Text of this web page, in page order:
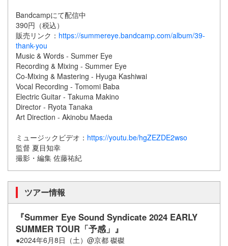
Bandcampにて配信中
390円（税込）
販売リンク： https://summereye.bandcamp.com/album/39-
thank-you
Music & Words - Summer Eye
Recording & Mixing - Summer Eye
Co-Mixing & Mastering - Hyuga Kashiwai
Vocal Recording - Tomomi Baba
Electric Guitar - Takuma Makino
Director - Ryota Tanaka
Art Direction - Akinobu Maeda
ミュージックビデオ： https://youtu.be/hgZEZDE2wso
監督 夏目知幸
撮影・編集 佐藤祐紀
ツアー情報
『Summer Eye Sound Syndicate 2024 EARLY
SUMMER TOUR「予感」』
●2024年6月8日（土）@京都 磔磔